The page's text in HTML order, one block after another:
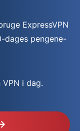
ExpressVPN
dages pengene-
i dag.